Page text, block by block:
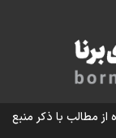
است؟
مطالب با ذکر منبع